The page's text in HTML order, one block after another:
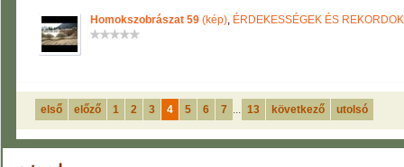
Homokszobrászat 59 (kép), ÉRDEKESSÉGEK ÉS REKORDOK
első előző 1 2 3 4 5 6 7 ... 13 következő utolsó